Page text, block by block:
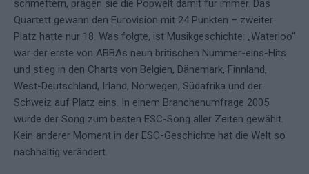
schmettern, prägen sie die Popwelt damit für immer. Das
Quartett gewann den Eurovision mit 24 Punkten – zweiter
Platz hatte nur 18. Was folgte, ist Musikgeschichte: „Waterloo“
war der erste von ABBAs neun britischen Nummer-eins-Hits
und stieg in den Charts von Belgien, Dänemark, Finnland,
West-Deutschland, Irland, Norwegen, Südafrika und der
Schweiz auf Platz eins. In einem Branchenumfrage 2005
wurde der Song zum besten ESC-Song aller Zeiten gewählt.
Kein anderer Moment in der ESC-Geschichte hat die Welt so
nachhaltig verändert.